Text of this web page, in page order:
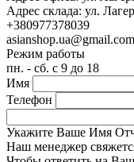
Адрес склада: ул.
+380977378039
asianshop.ua@gmail.com
Режим работы
пн. - сб. с 9 до 18
Имя
Телефон
Укажите Ваше Имя
Наш менеджер